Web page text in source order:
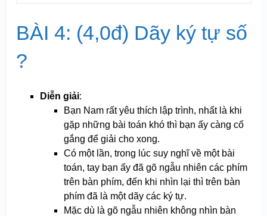
BÀI 4: (4,0đ) Dãy ký tự số
?
Diễn giải:
Bạn Nam rất yêu thích lập trình, nhất là khi
gặp những bài toán khó thì bạn ấy càng cố
gắng để giải cho xong.
Có một lần, trong lúc suy nghĩ về một bài
toán, tay bạn ấy đã gõ ngẫu nhiên các phím
trên bàn phím, đến khi nhìn lại thì trên bàn
phím đã là một dãy các ký tự.
Mặc dù là gõ ngẫu nhiên không nhìn bàn